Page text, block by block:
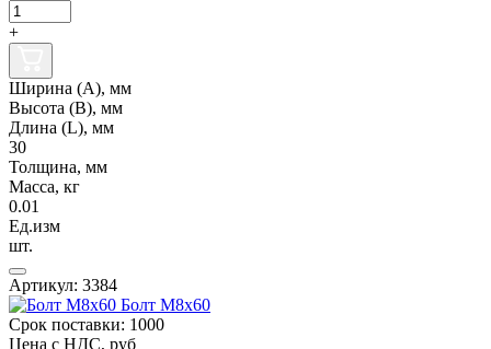
+
Ширина (А), мм
Высота (В), мм
Длина (L), мм
30
Толщина, мм
Масса, кг
0.01
Ед.изм
шт.
Артикул: 3384
Болт М8х60
Срок поставки: 1000
Цена с НДС, руб